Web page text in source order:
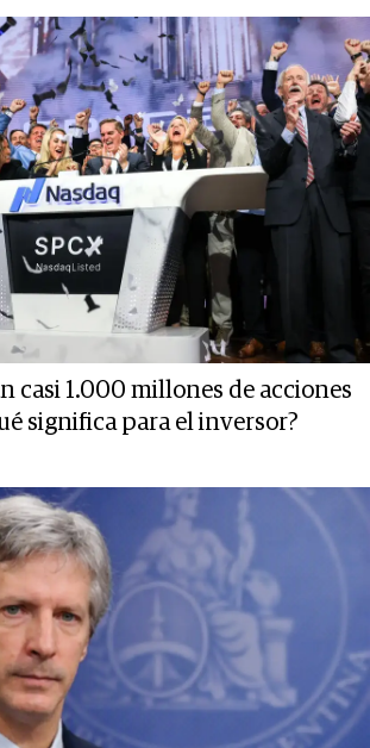
casi 1.000 millones de acciones
significa para el inversor?